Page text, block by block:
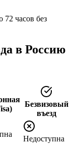
72 часов без
в Россию
Безвизовый
въезд
Недоступна